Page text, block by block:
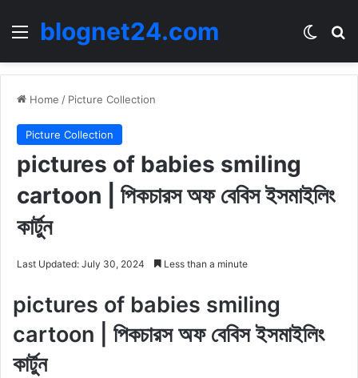
Menublognet24.com
Home / Picture Collection
Picture Collection
pictures of babies smiling
cartoon | পিকচারস অফ বেবিস ইসমাইলিং
কার্টুন
Last Updated: July 30, 2024 Less than a minute
pictures of babies smiling
cartoon | পিকচারস অফ বেবিস ইসমাইলিং
কার্টুন